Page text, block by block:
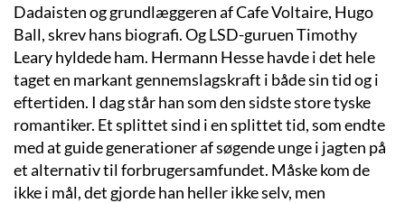
Dadaisten og grundlæggeren af Cafe Voltaire, Hugo
Ball, skrev hans biografi. Og LSD-guruen Timothy
Leary hyldede ham. Hermann Hesse havde i det hele
taget en markant gennemslagskraft i både sin tid og i
eftertiden. I dag står han som den sidste store tyske
romantiker. Et splittet sind i en splittet tid, som endte
med at guide generationer af søgende unge i jagten på
et alternativ til forbrugersamfundet. Måske kom de
ikke i mål, det gjorde han heller ikke selv, men